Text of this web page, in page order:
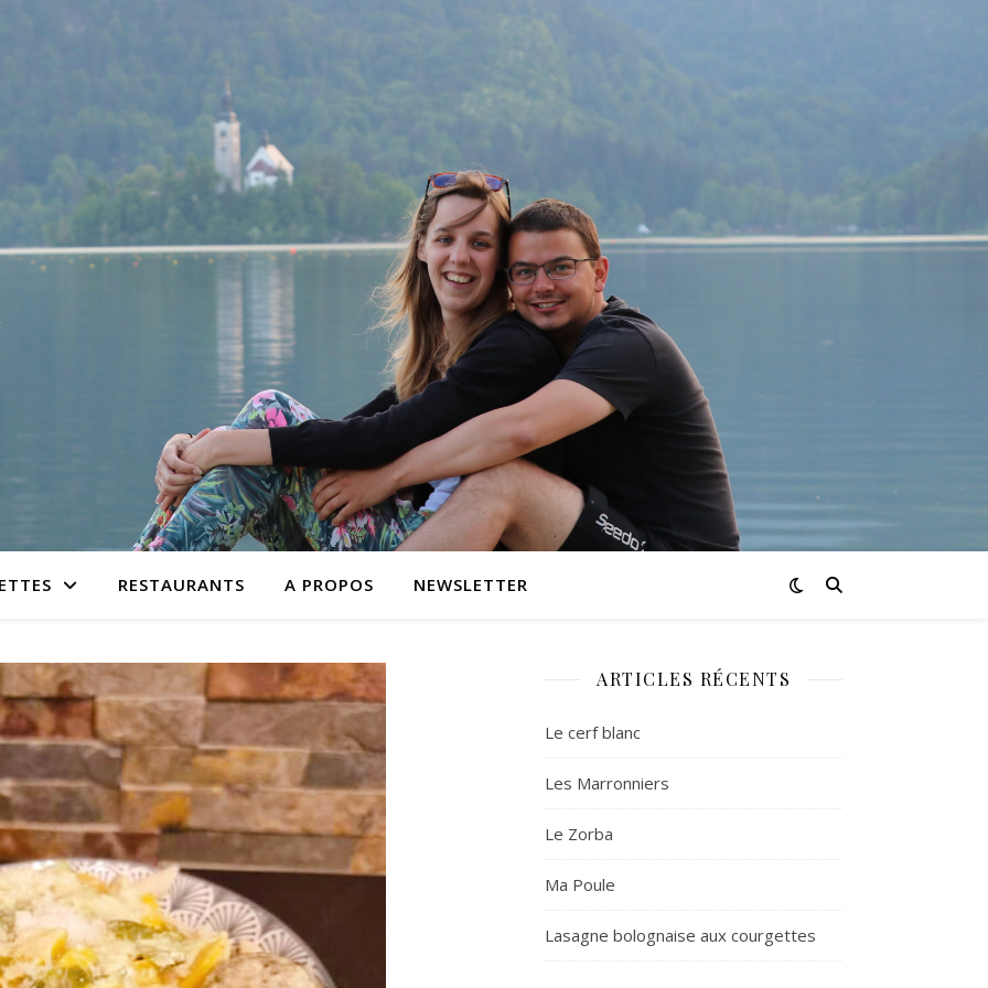
RESTAURANTS A PROPOS NEWSLETTER
ARTICLES RÉCENTS
Le cerf blanc
Les Marronniers
Le Zorba
Ma Poule
Lasagne bolognaise aux courgettes